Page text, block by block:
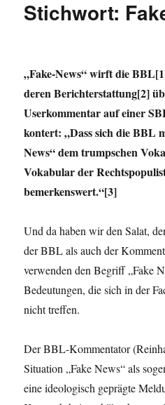
Stichwort:
„Fake-News“ wirft die
deren Berichterstattung[2]
Userkommentar auf einer
kontert: „Dass sich die BBL
News“ dem trumpschen
Vokabular der
bemerkenswert.“[3]
Und da haben wir den Salat,
der BBL als auch der
verwenden den Begriff „Fake
Bedeutungen, die sich in der
nicht treffen.
Der BBL-Kommentator
Situation „Fake News“ als
eine ideologisch geprägte